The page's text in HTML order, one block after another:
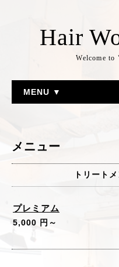
Hair
Welcome
MENU ▼
メニュー
トリート
プレミアム
5,000 円～